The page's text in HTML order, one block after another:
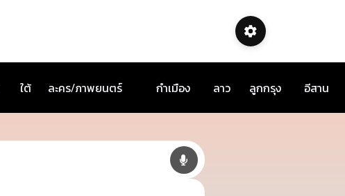
ใต้ ละคร/ภาพยนตร์ กำเมือง ลาว ลูกกรุง อีสาน